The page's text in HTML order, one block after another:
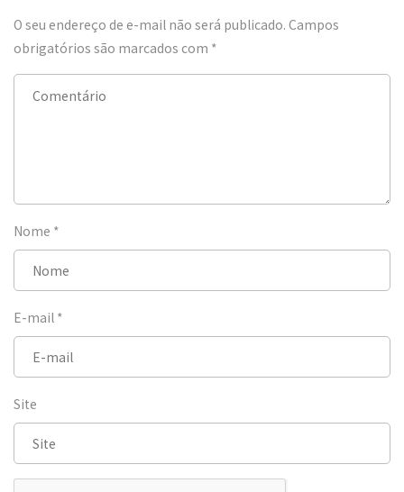
O seu endereço de e-mail não será publicado. Campos
obrigatórios são marcados com *
Nome *
E-mail *
Site